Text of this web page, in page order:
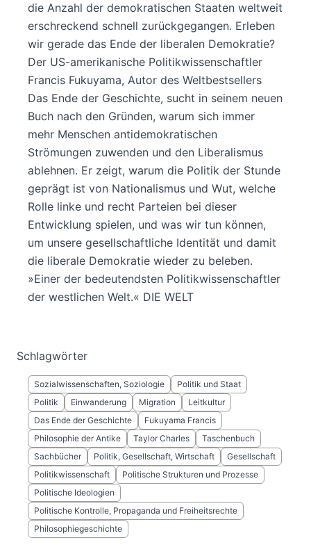
die Anzahl der demokratischen Staaten weltweit
erschreckend schnell zurückgegangen. Erleben
wir gerade das Ende der liberalen Demokratie?
Der US-amerikanische Politikwissenschaftler
Francis Fukuyama, Autor des Weltbestsellers
Das Ende der Geschichte, sucht in seinem neuen
Buch nach den Gründen, warum sich immer
mehr Menschen antidemokratischen
Strömungen zuwenden und den Liberalismus
ablehnen. Er zeigt, warum die Politik der Stunde
geprägt ist von Nationalismus und Wut, welche
Rolle linke und recht Parteien bei dieser
Entwicklung spielen, und was wir tun können,
um unsere gesellschaftliche Identität und damit
die liberale Demokratie wieder zu beleben.
»Einer der bedeutendsten Politikwissenschaftler
der westlichen Welt.« DIE WELT
Schlagwörter
Sozialwissenschaften, Soziologie
Politik und Staat
Politik
Einwanderung Migration
Leitkultur
Das Ende der Geschichte
Fukuyama Francis
Philosophie der Antike
Taylor Charles
Taschenbuch
Sachbücher
Politik, Gesellschaft, Wirtschaft
Gesellschaft
Politikwissenschaft
Politische Strukturen und Prozesse
Politische Ideologien
Politische Kontrolle, Propaganda und Freiheitsrechte
Philosophiegeschichte